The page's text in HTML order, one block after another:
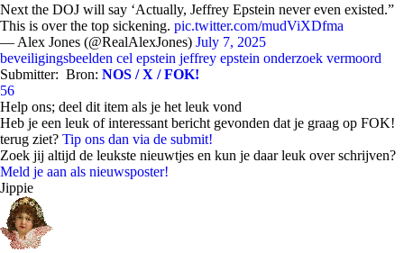
Next the DOJ will say ‘Actually, Jeffrey Epstein never even existed.”
This is over the top sickening. pic.twitter.com/mudViXDfma
— Alex Jones (@RealAlexJones) July 7, 2025
beveiligingsbeelden cel epstein jeffrey epstein onderzoek vermoord
Submitter: Bron: NOS / X / FOK!
56
Help ons; deel dit item als je het leuk vond
Heb je een leuk of interessant bericht gevonden dat je graag op FOK!
terug ziet? Tip ons dan via de submit!
Zoek jij altijd de leukste nieuwtjes en kun je daar leuk over schrijven?
Meld je aan als nieuwsposter!
Jippie